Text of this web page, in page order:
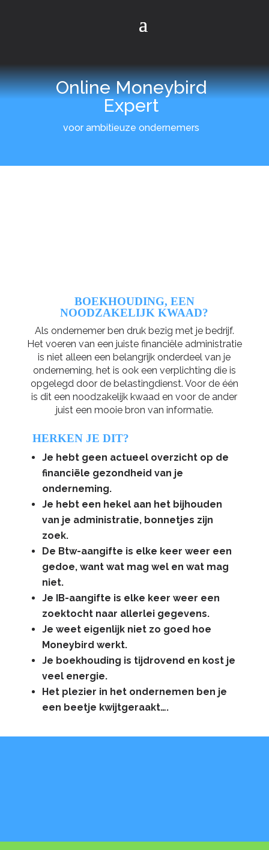
Online Moneybird
Expert
voor ambitieuze ondernemers
BOEKHOUDING, EEN
NOODZAKELIJK KWAAD?
Als ondernemer ben druk bezig met je bedrijf.
Het voeren van een juiste financiële administratie
is niet alleen een belangrijk onderdeel van je
onderneming, het is ook een verplichting die is
opgelegd door de belastingdienst. Voor de één
is dit een noodzakelijk kwaad en voor de ander
juist een mooie bron van informatie.
HERKEN JE DIT?
Je hebt geen actueel overzicht op de
financiële gezondheid van je
onderneming.
Je hebt een hekel aan het bijhouden
van je administratie, bonnetjes zijn
zoek.
De Btw-aangifte is elke keer weer een
gedoe, want wat mag wel en wat mag
niet.
Je IB-aangifte is elke keer weer een
zoektocht naar allerlei gegevens.
Je weet eigenlijk niet zo goed hoe
Moneybird werkt.
Je boekhouding is tijdrovend en kost je
veel energie.
Het plezier in het ondernemen ben je
een beetje kwijtgeraakt….